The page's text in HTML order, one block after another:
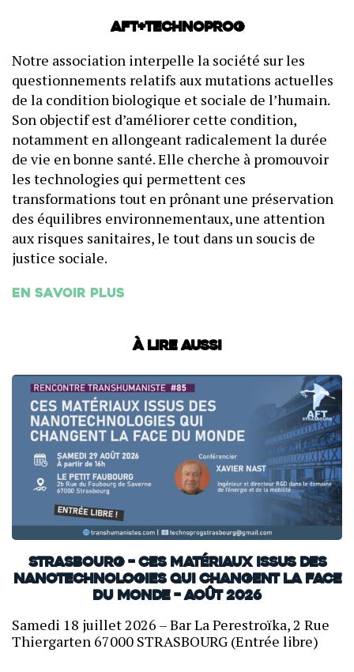
AFT+Technoprog
Notre association interpelle la société sur les
questionnements relatifs aux mutations actuelles
de la condition biologique et sociale de l’humain.
Son objectif est d’améliorer cette condition,
notamment en allongeant radicalement la durée
de vie en bonne santé. Elle cherche à promouvoir
les technologies qui permettent ces
transformations tout en prônant une préservation
des équilibres environnementaux, une attention
aux risques sanitaires, le tout dans un soucis de
justice sociale.
En savoir plus
À lire aussi
Strasbourg – Ces matériaux issus des
nanotechnologies qui changent la face
du monde – Août 2026
Samedi 18 juillet 2026 – Bar La Perestroïka, 2 Rue
Thiergarten 67000 STRASBOURG (Entrée libre)